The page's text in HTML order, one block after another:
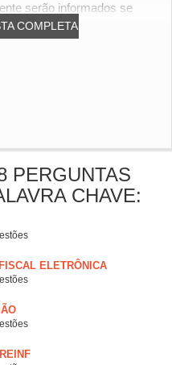
COMPLETA
serão informados se
PERGUNTAS
CHAVE:
ELETRÔNICA